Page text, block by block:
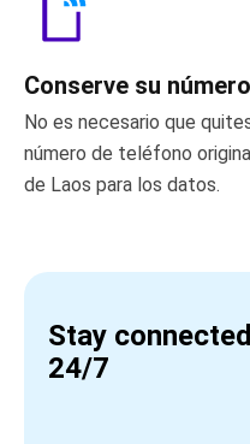
Conserve su
No es necesario que
número de teléfono
de Laos para los datos.
Stay
24/7